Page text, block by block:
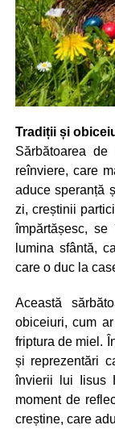
Tradiții și
Sărbătoarea
reînviere, care
aduce speranță
zi, creștinii
împărtășesc,
lumina sfântă,
care o duc la
Această
obiceiuri, cum
friptura de miel.
și reprezentări
învierii lui Iisus
moment de
creștine, care